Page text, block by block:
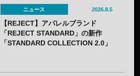
ニュース 2026.8.5
【REJECT】アパレルブランド
「REJECT STANDARD」の新作
「STANDARD COLLECTION 2.0」